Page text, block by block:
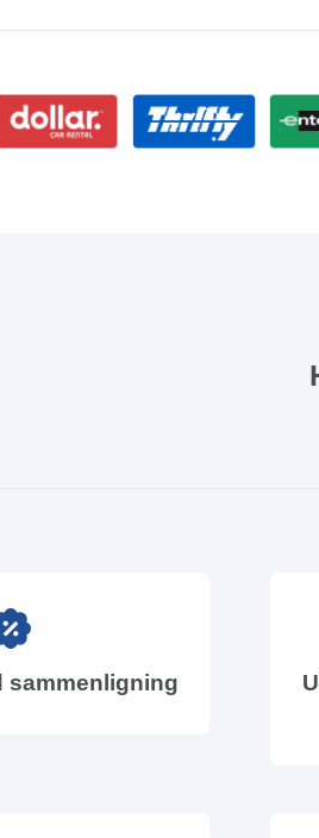
sammenligning